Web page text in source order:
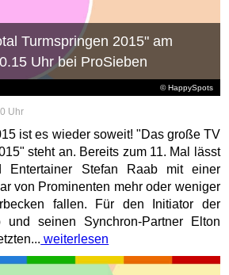
© HappySpots
Turmspringen 2015" am
Uhr bei ProSieben
Uhr
ist es wieder soweit! "Das große TV
steht an. Bereits zum 11. Mal lässt
Entertainer Stefan Raab mit einer
von Prominenten mehr oder weniger
fallen. Für den Initiator der
und seinen Synchron-Partner Elton
weiterlesen